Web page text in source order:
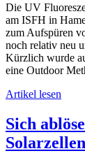
Die UV
am ISFH in
zum Aufspüren
noch relativ neu
Kürzlich wurde
eine Outdoor
Artikel lesen
Sich
Solarzellen